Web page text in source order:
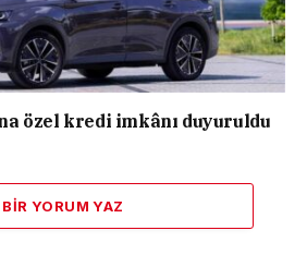
özel kredi imkânı duyuruldu
BIR YORUM YAZ